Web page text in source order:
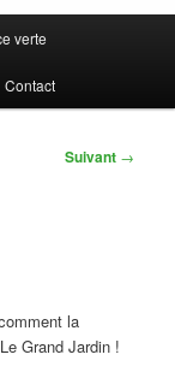
verte
Contact
Suivant →
la
Grand Jardin !